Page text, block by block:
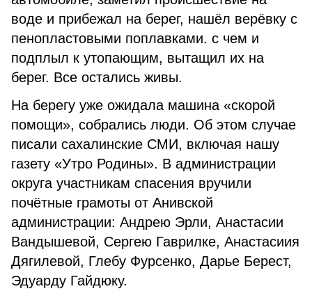
воде и прибежал на берег, нашёл верёвку с
пенопластовыми поплавками. с чем и
подплыл к утопающим, вытащил их на
берег. Все остались живы.
На берегу уже ожидала машина «скорой
помощи», собрались люди. Об этом случае
писали сахалинские СМИ, включая нашу
газету «Утро Родины». В администрации
округа участникам спасения вручили
почётные грамоты от Анивской
администрации: Андрею Эрли, Анастасии
Вандышевой, Сергею Гаврилке, Анастасиия
Дягилевой, Глебу Фурсенко, Дарье Берест,
Эдуарду Гайдюку.